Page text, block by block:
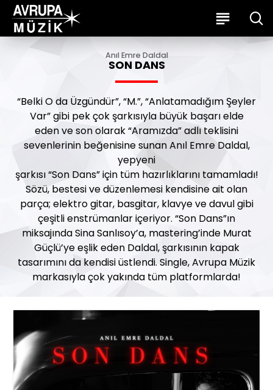
Anıl Emre Daldal
SON DANS
“Belki O da Üzgündür”, “M.”, “Anlatamadığım Şeyler
Var” gibi pek çok şarkısıyla büyük başarı elde
eden ve son olarak “Aramızda” adlı teklisini
sevenlerinin beğenisine sunan Anıl Emre Daldal,
yepyeni
şarkısı “Son Dans” için tüm hazırlıklarını tamamladı!
Sözü, bestesi ve düzenlemesi kendisine ait olan
parça; elektro gitar, basgitar, klavye ve davul gibi
çeşitli enstrümanlar içeriyor. “Son Dans”ın
miksajında Sina Sanlısoy’a, mastering’inde Murat
Güçlü’ye eşlik eden Daldal, şarkısının kapak
tasarımını da kendisi üstlendi. Single, Avrupa Müzik
markasıyla çok yakında tüm platformlarda!